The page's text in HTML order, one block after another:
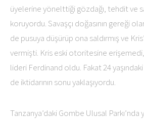
üyelerine yönelttiği gözdağı, tehdit ve
koruyordu. Savaşçı doğasının gereği
de pusuya düşürüp ona saldırmış ve
vermişti. Kris eski otoritesine
lideri Ferdinand oldu. Fakat 24
de iktidarının sonu yaklaşıyordu.
Tanzanya’daki Gombe Ulusal